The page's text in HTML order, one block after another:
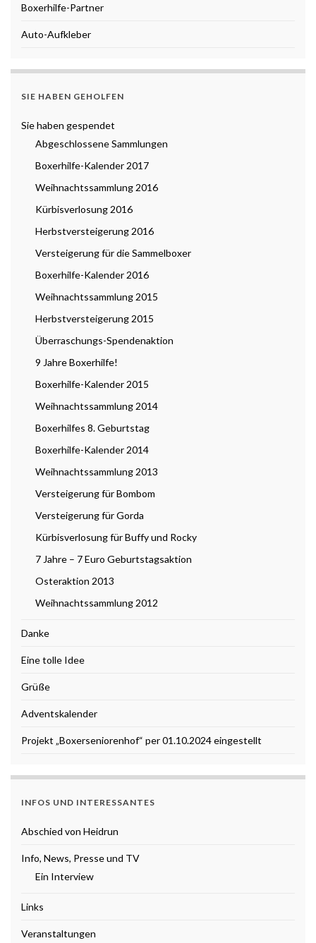
Boxerhilfe-Partner
Auto-Aufkleber
SIE HABEN GEHOLFEN
Sie haben gespendet
Abgeschlossene Sammlungen
Boxerhilfe-Kalender 2017
Weihnachtssammlung 2016
Kürbisverlosung 2016
Herbstversteigerung 2016
Versteigerung für die Sammelboxer
Boxerhilfe-Kalender 2016
Weihnachtssammlung 2015
Herbstversteigerung 2015
Überraschungs-Spendenaktion
9 Jahre Boxerhilfe!
Boxerhilfe-Kalender 2015
Weihnachtssammlung 2014
Boxerhilfes 8. Geburtstag
Boxerhilfe-Kalender 2014
Weihnachtssammlung 2013
Versteigerung für Bombom
Versteigerung für Gorda
Kürbisverlosung für Buffy und Rocky
7 Jahre – 7 Euro Geburtstagsaktion
Osteraktion 2013
Weihnachtssammlung 2012
Danke
Eine tolle Idee
Grüße
Adventskalender
Projekt „Boxerseniorenhof“ per 01.10.2024 eingestellt
INFOS UND INTERESSANTES
Abschied von Heidrun
Info, News, Presse und TV
Ein Interview
Links
Veranstaltungen